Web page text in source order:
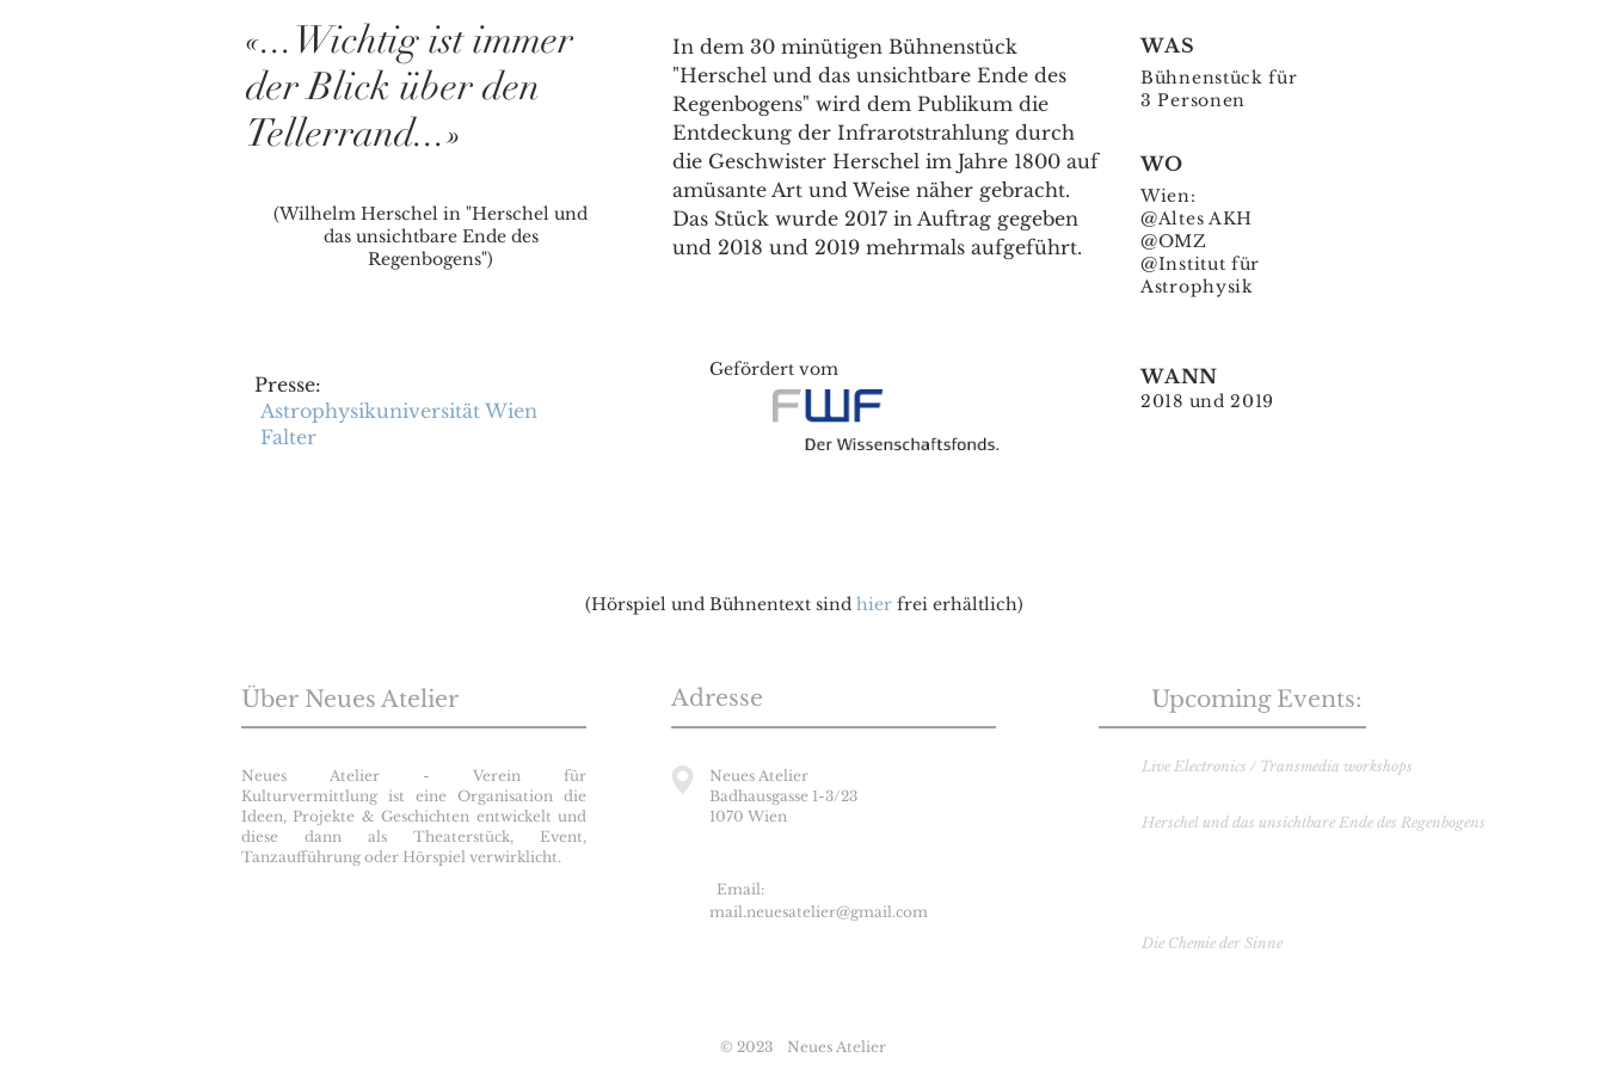
«...Wichtig ist immer
der Blick über den
Tellerrand...»
(Wilhelm Herschel in "Herschel und
das unsichtbare Ende des
Regenbogens")
In dem 30 minütigen Bühnenstück
"Herschel und das unsichtbare Ende des
Regenbogens" wird dem Publikum die
Entdeckung der Infrarotstrahlung durch
die Geschwister Herschel im Jahre 1800 auf
amüsante Art und Weise näher gebracht.
Das Stück wurde 2017 in Auftrag gegeben
und 2018 und 2019 mehrmals aufgeführt.
WAS
Bühnenstück für
3 Personen
WO
Wien:
@Altes AKH
@OMZ
@Institut für
Astrophysik
Presse:
Astrophysikuniversität Wien
Falter
Gefördert vom WANN
2018 und 2019
(Hörspiel und Bühnentext sind hierfrei erhältlich)
Über Neues Atelier
Neues Atelier - Verein für
Kulturvermittlung ist eine Organisation die
Ideen, Projekte & Geschichten entwickelt und
diese dann als Theaterstück, Event,
Tanzaufführung oder Hörspiel verwirklicht.
Adresse
Neues Atelier
Badhausgasse 1-3/23
1070 Wien
Email:
mail.neuesatelier@gmail.com
© 2023 Neues Atelier
Upcoming Events:
Herschel und das unsichtbare Ende des Regenbogens
Live Electronics / Transmedia workshops
Die Chemie der Sinne